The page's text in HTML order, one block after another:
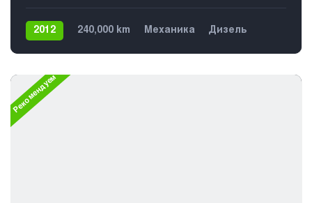
2012 240,000 km Механика
Дизель
Рекомендуем